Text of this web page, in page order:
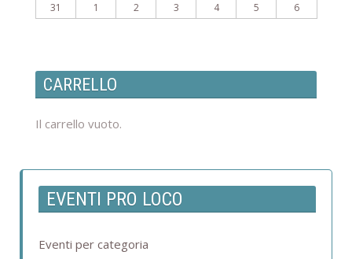
31
1 2 3 4 5 6
CARRELLO
Il carrello vuoto.
EVENTI PRO LOCO
Eventi per categoria